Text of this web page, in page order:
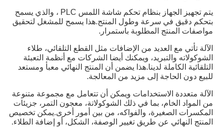
يتم تجهيز الجهاز بنظام تحكم شاشة اللمس PLC ، والذي يسمح
بتحكم دقيق في سرعة وطول المنتج.هذا يسمح للمشغل لتحقيق
مواصفات المنتج المطلوبة باستمرار.
الآلة تأتي مع العديد من الإضافات مثل القطع التلقائي، طلاء
الشوكولاته والتبريد، ويمكنك أيضا الشركات مع أنظمة التعبئة
التلقائية الكاملة لدينا.هذا يضمن أن المنتج النهائي معبأ ومستعد
للبيع دون الحاجة إلى مزيد من المعالجة.
الآلة متعددة الاستخدامات ويمكن أن تتعامل مع مجموعة متنوعة
من المواد الخام، بما في ذلك الشوكولاتة، معجون التمر، جزيئات
المكسرات الصغيرة، والفواكه، من بين أمور أخرى.يمكن تخصيص
المنتج النهائي عن طريق تغيير الوصفة، الشكل، أو إضافة الطلاء.